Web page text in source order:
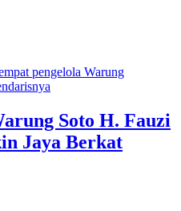
Soto H. Fauzi
Jaya Berkat